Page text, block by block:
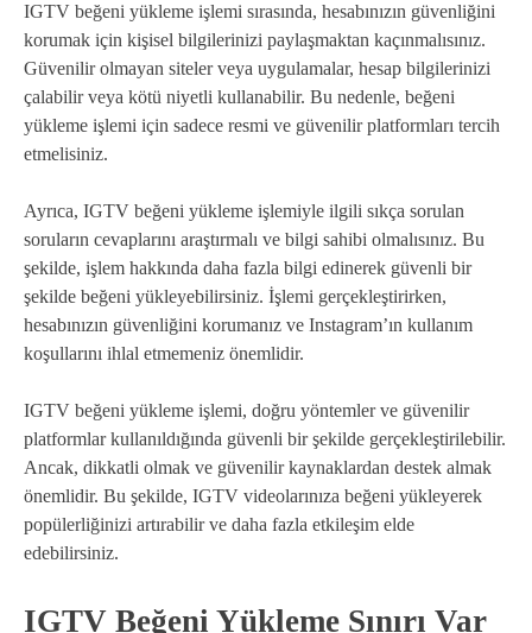
IGTV beğeni yükleme işlemi sırasında, hesabınızın güvenliğini
korumak için kişisel bilgilerinizi paylaşmaktan kaçınmalısınız.
Güvenilir olmayan siteler veya uygulamalar, hesap bilgilerinizi
çalabilir veya kötü niyetli kullanabilir. Bu nedenle, beğeni
yükleme işlemi için sadece resmi ve güvenilir platformları tercih
etmelisiniz.
Ayrıca, IGTV beğeni yükleme işlemiyle ilgili sıkça sorulan
soruların cevaplarını araştırmalı ve bilgi sahibi olmalısınız. Bu
şekilde, işlem hakkında daha fazla bilgi edinerek güvenli bir
şekilde beğeni yükleyebilirsiniz. İşlemi gerçekleştirirken,
hesabınızın güvenliğini korumanız ve Instagram’ın kullanım
koşullarını ihlal etmemeniz önemlidir.
IGTV beğeni yükleme işlemi, doğru yöntemler ve güvenilir
platformlar kullanıldığında güvenli bir şekilde gerçekleştirilebilir.
Ancak, dikkatli olmak ve güvenilir kaynaklardan destek almak
önemlidir. Bu şekilde, IGTV videolarınıza beğeni yükleyerek
popülerliğinizi artırabilir ve daha fazla etkileşim elde
edebilirsiniz.
IGTV Beğeni Yükleme Sınırı Var